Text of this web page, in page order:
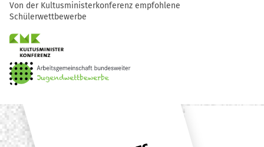
Von der Kultusministerkonferenz empfohlene
Schülerwettbewerbe